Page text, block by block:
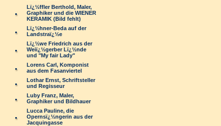
Lï¿½ffler Berthold, Maler,
Graphiker und die WIENER
KERAMIK (Bild fehlt)
Lï¿½hner-Beda auf der
Landstraï¿½e
Lï¿½we Friedrich aus der
Weiï¿½gerber Lï¿½nde
und "My fair Lady"
Lorens Carl, Komponist
aus dem Fasanviertel
Lothar Ernst, Schriftsteller
und Regisseur
Luby Franz, Maler,
Graphiker und Bildhauer
Lucca Pauline, die
Opernsï¿½ngerin aus der
Jacquingasse